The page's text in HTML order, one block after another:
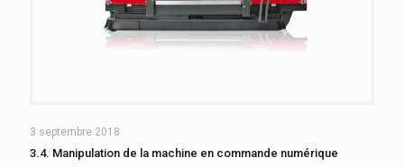
3 septembre 2018
3.4. Manipulation de la machine en commande numérique